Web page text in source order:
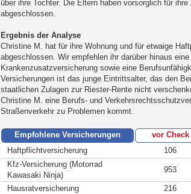
über ihre Tochter. Die Eltern haben vorsorglich für
abgeschlossen.
Ergebnis der Analyse
Christine M. hat für ihre Wohnung und für etwaige
abgeschlossen. Wir empfehlen ihr darüber hinaus
Krankenzusatzversicherung sowie eine
Versicherungen ist das junge Eintrittsalter, das den
staatlichen Zulagen zur Riester-Rente nicht
Christine M. eine Berufs- und
Straßenverkehr zu Problemen kommt.
Empfohlene Versicherungen vor Check
Haftpflichtversicherung
106
Kfz-Versicherung (Motorrad
Kawasaki Ninja)
953
Hausratversicherung 216